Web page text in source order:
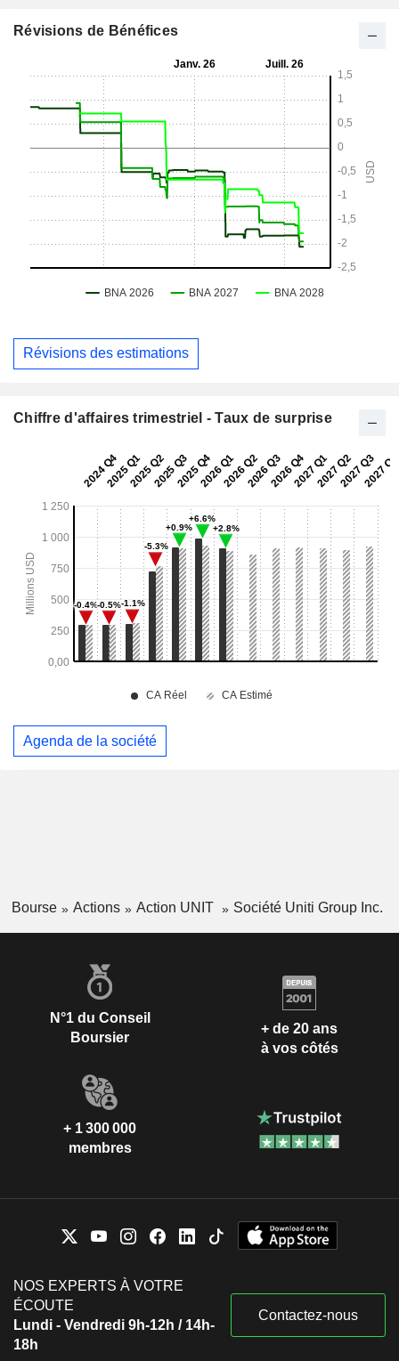
Révisions de Bénéfices
Révisions des estimations
Chiffre d'affaires trimestriel - Taux de surprise
Agenda de la société
Bourse Actions Action UNIT Société Uniti Group Inc.
N°1 du Conseil
Boursier
+ de 20 ans
à vos côtés
+ 1 300 000
membres
NOS EXPERTS À VOTRE
ÉCOUTE
Lundi - Vendredi 9h-12h / 14h-
18h
Contactez-nous